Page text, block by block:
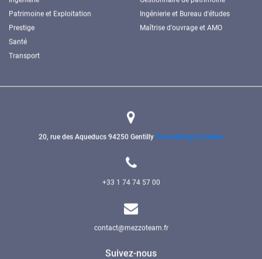
Patrimoine et Exploitation
Prestige
Santé
Transport
Ingénierie et Bureau d'études
Maîtrise d'ouvrage et AMO
20, rue des Aqueducs 94250 Gentilly Paramétrage Cookies
+33 1 74 74 57 00
contact@mezzoteam.fr
Suivez-nous